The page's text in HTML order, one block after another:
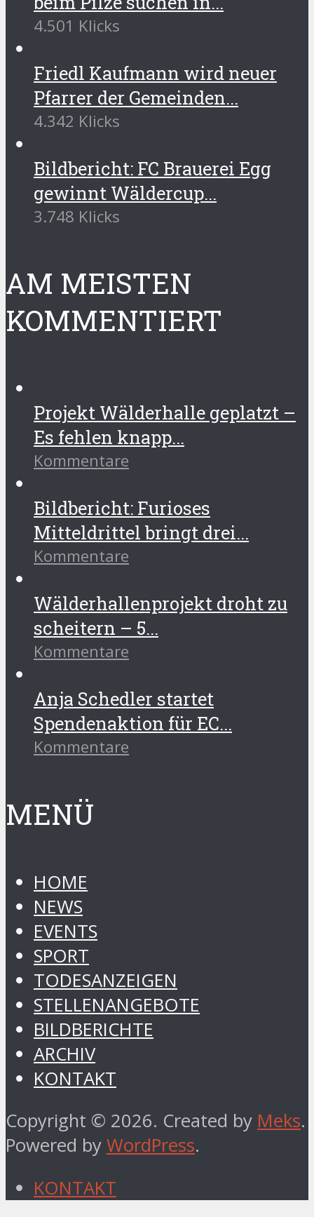
4.501 Klicks
Friedl Kaufmann wird neuer
Pfarrer der Gemeinden...
4.342 Klicks
Bildbericht: FC Brauerei Egg
gewinnt Wäldercup...
3.748 Klicks
AM MEISTEN
KOMMENTIERT
Projekt Wälderhalle geplatzt –
Es fehlen knapp...
Kommentare
Bildbericht: Furioses
Mitteldrittel bringt drei...
Kommentare
Wälderhallenprojekt droht zu
scheitern – 5...
Kommentare
Anja Schedler startet
Spendenaktion für EC...
Kommentare
MENÜ
HOME
NEWS
EVENTS
SPORT
TODESANZEIGEN
STELLENANGEBOTE
BILDBERICHTE
ARCHIV
KONTAKT
Copyright © 2026. Created by Meks.
Powered by WordPress.
KONTAKT